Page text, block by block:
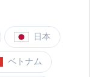
日本
ベトナム